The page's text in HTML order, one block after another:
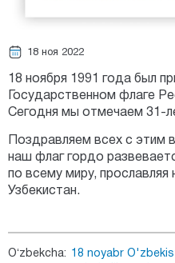
18 ноя 2022
18 ноября 1991 года был
Государственном флаге
Сегодня мы отмечаем 31-
Поздравляем всех с этим
наш флаг гордо
по всему миру,
Узбекистан.
Oʻzbekcha:
18 noyabr